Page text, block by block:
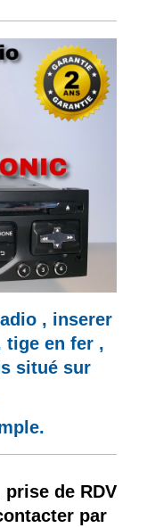
, inserer
tige en fer ,
situé sur
de RDV
par